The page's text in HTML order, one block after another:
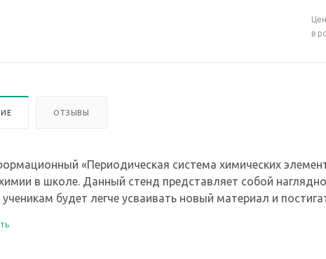
в
ОТЗЫВЫ
«Периодическая система химических
в школе. Данный стенд представляет собой
будет легче усваивать новый материал и